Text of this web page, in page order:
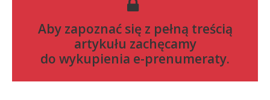
Aby zapoznać się z pełną treścią
artykułu zachęcamy
do wykupienia e-prenumeraty.